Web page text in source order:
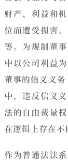
财产、利益和
位而遭受损害
等。为规制董
中以公司利益
董事的信义义
中，违反信义
法的自由裁量权
在逻辑上存在不
作为普通法法